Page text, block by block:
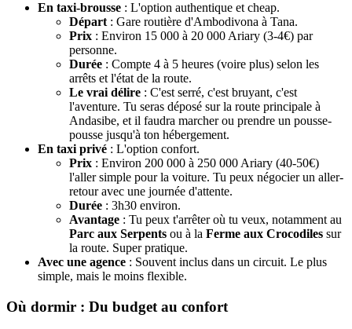
En taxi-brousse : L'option authentique et cheap.
Départ: Gare routière d'Ambodivona à Tana.
Prix : Environ 15 000 à 20 000 Ariary (3-4€) par
personne.
Durée : Compte 4 à 5 heures (voire plus) selon les
arrêts et l'état de la route.
Le vrai délire : C'est serré, c'est bruyant, c'est
l'aventure. Tu seras déposé sur la route principale à
Andasibe, et il faudra marcher ou prendre un pousse-
pousse jusqu'à ton hébergement.
En taxi privé : L'option confort.
Prix : Environ 200 000 à 250 000 Ariary (40-50€)
l'aller simple pour la voiture. Tu peux négocier un aller-
retour avec une journée d'attente.
Durée : 3h30 environ.
Avantage : Tu peux t'arrêter où tu veux, notamment au
Parc aux Serpents ou à la Ferme aux Crocodiles sur
la route. Super pratique.
Avec une agence : Souvent inclus dans un circuit. Le plus
simple, mais le moins flexible.
Où dormir : Du budget au confort